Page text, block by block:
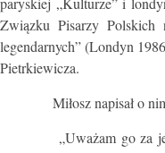
Związku Pisarzy
legendarnych” (Londyn
Pietrkiewicza.
Miłosz napisał o
„Uważam go za